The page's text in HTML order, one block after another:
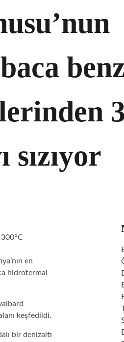
sızıyor
en
hidrotermal
keşfedildi.
bir denizaltı